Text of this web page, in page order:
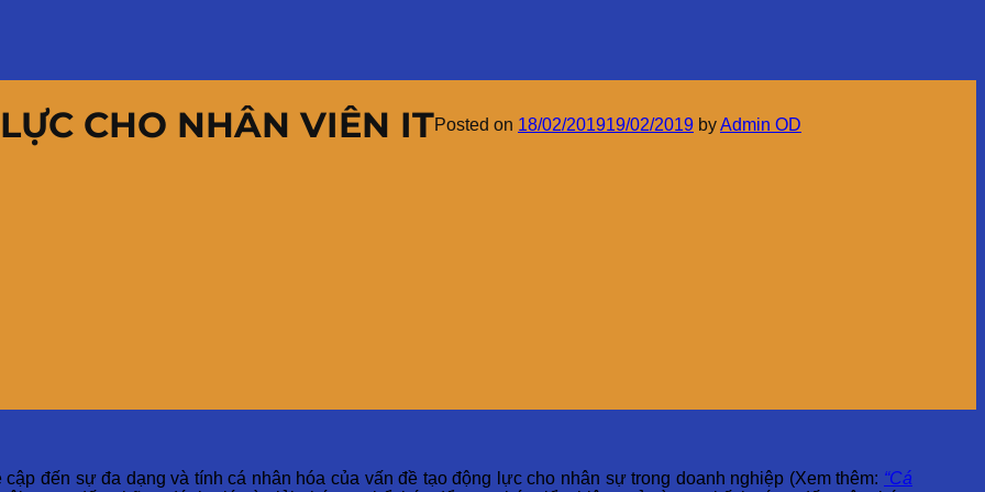
CHO NHÂN VIÊN ITPosted on 18/02/201919/02/2019 byAdmin OD
đến sự đa dạng và tính cá nhân hóa của vấn đề tạo động lực cho nhân sự trong doanh nghiệp (Xem thêm: “Cá